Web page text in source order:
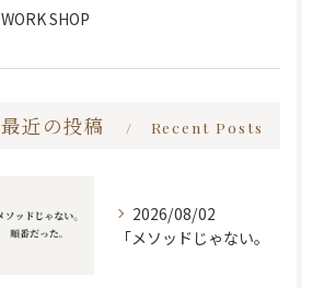
WORK SHOP
最近の投稿 Recent Posts
2026/08/02
「メソッドじゃない。